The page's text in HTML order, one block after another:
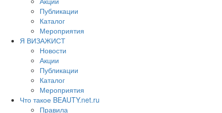
Публикации
Каталог
Мероприятия
Я ВИЗАЖИСТ
Новости
Акции
Публикации
Каталог
Мероприятия
Что такое BEAUTY.net.ru
Правила